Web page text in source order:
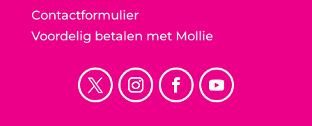
Contactformulier
Voordelig betalen met Mollie